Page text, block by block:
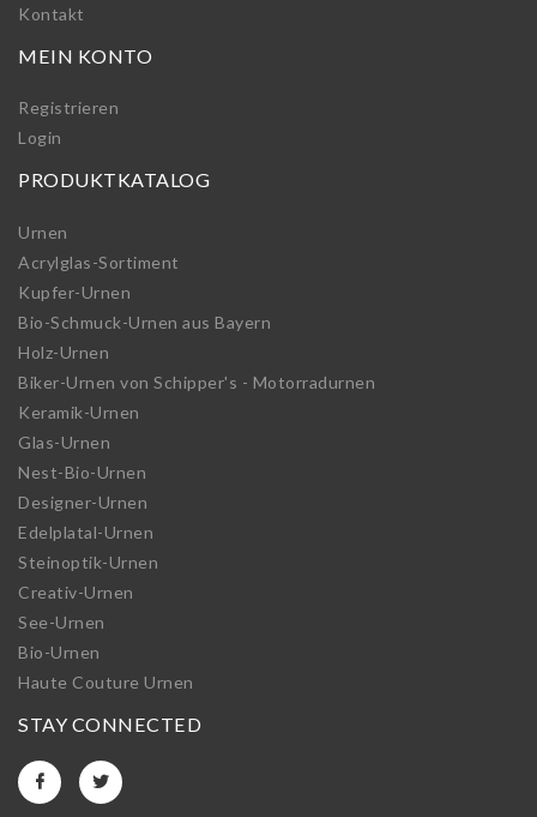
Kontakt
MEIN KONTO
Registrieren
Login
PRODUKTKATALOG
Urnen
Acrylglas-Sortiment
Kupfer-Urnen
Bio-Schmuck-Urnen aus Bayern
Holz-Urnen
Biker-Urnen von Schipper's - Motorradurnen
Keramik-Urnen
Glas-Urnen
Nest-Bio-Urnen
Designer-Urnen
Edelplatal-Urnen
Steinoptik-Urnen
Creativ-Urnen
See-Urnen
Bio-Urnen
Haute Couture Urnen
STAY CONNECTED